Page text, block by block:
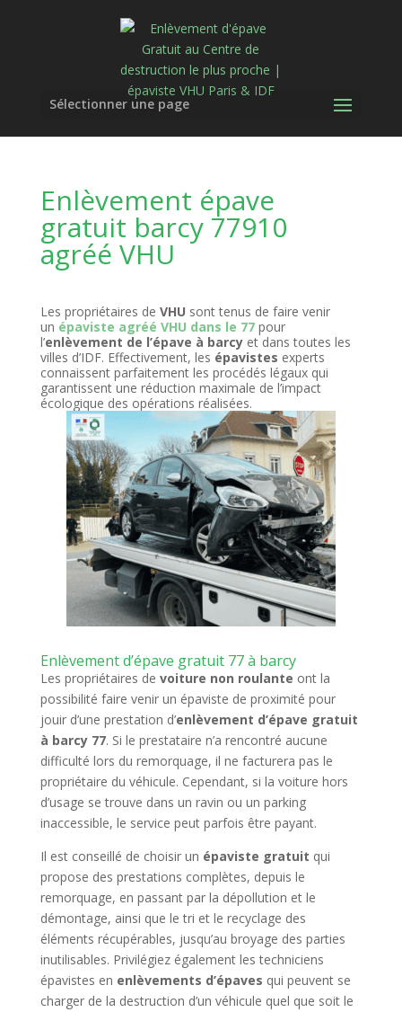
Sélectionner une page
Enlèvement épave
gratuit barcy 77910
agréé VHU
Les propriétaires de VHU sont tenus de faire venir
un épaviste agréé VHU dans le 77pour
l’enlèvement de l’épave à barcyet dans toutes les
villes d’IDF. Effectivement, les épavistes experts
connaissent parfaitement les procédés légaux qui
garantissent une réduction maximale de l’impact
écologique des opérations réalisées.
Enlèvement d’épave gratuit 77 à barcy
Les propriétaires de voiture non roulante ont la
possibilité faire venir un épaviste de proximité pour
jouir d’une prestation d’enlèvement d’épave gratuit
à barcy 77. Si le prestataire n’a rencontré aucune
difficulté lors du remorquage, il ne facturera pas le
propriétaire du véhicule. Cependant, si la voiture hors
d’usage se trouve dans un ravin ou un parking
inaccessible, le service peut parfois être payant.
Il est conseillé de choisir un épaviste gratuit qui
propose des prestations complètes, depuis le
remorquage, en passant par la dépollution et le
démontage, ainsi que le tri et le recyclage des
éléments récupérables, jusqu’au broyage des parties
inutilisables. Privilégiez également les techniciens
épavistes en enlèvements d’épaves qui peuvent se
charger de la destruction d’un véhicule quel que soit le